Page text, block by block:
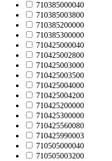
710385000040
710385003800
710385200000
710385300000
710425000040
710425002800
710425003000
710425003500
710425004000
710425004200
710425200000
710425300000
710425560080
710425990003
710505000040
710505003200